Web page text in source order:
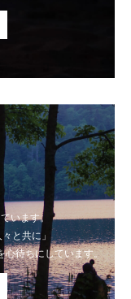
います。
と共に」
心待ちにしています。